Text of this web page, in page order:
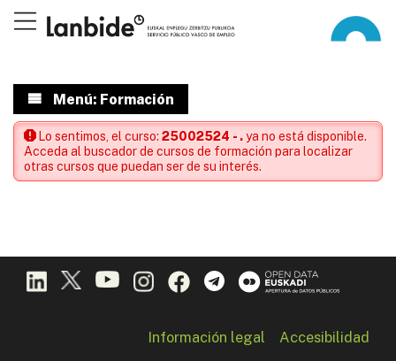
Menú: Formación
Lo sentimos, el curso:25002524 - .ya no está disponible.
Acceda al buscador de cursos de formación para localizar
otras cursos que puedan ser de su interés.
Información legal Accesibilidad